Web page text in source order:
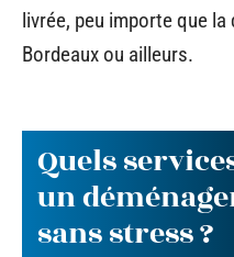
livrée, peu importe que
Bordeaux ou ailleurs.
Quels
un
sans stress ?